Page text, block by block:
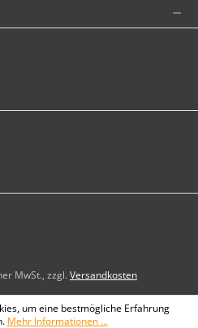
MwSt., zzgl. Versandkosten
um eine bestmögliche Erfahrung
Mehr Informationen ...